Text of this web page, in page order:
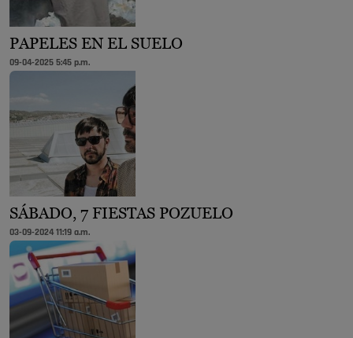
PAPELES EN EL SUELO
09-04-2025 5:45 p.m.
SÁBADO, 7 FIESTAS POZUELO
03-09-2024 11:19 a.m.